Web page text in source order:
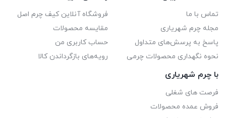
تماس با ما
مجله چرم شهریاری
پاسخ به پرسش‌های متداول
نحوه نگهداری محصولات چرمی
فروشگاه آنلاین کیف چرم اصل
مقایسه محصولات
حساب کاربری من
رویه‌های بازگرداندن کالا
با چرم شهریاری
فرصت های شغلی
فروش عمده محصولات